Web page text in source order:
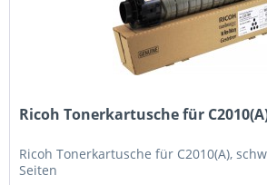
Ricoh Tonerkartusche für
Ricoh Tonerkartusche für C2010(A),
Seiten